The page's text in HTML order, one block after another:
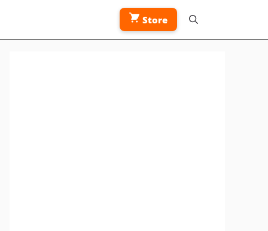
Store